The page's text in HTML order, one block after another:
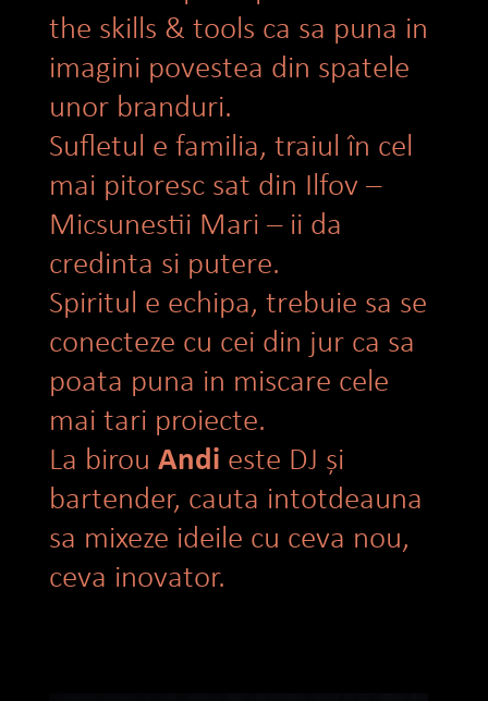
the skills & tools ca sa puna in
imagini povestea din spatele
unor branduri.
Sufletul e familia, traiul în cel
mai pitoresc sat din Ilfov –
Micsunestii Mari – ii da
credinta si putere.
Spiritul e echipa, trebuie sa se
conecteze cu cei din jur ca sa
poata puna in miscare cele
mai tari proiecte.
La birou Andi este DJ și
bartender, cauta intotdeauna
sa mixeze ideile cu ceva nou,
ceva inovator.